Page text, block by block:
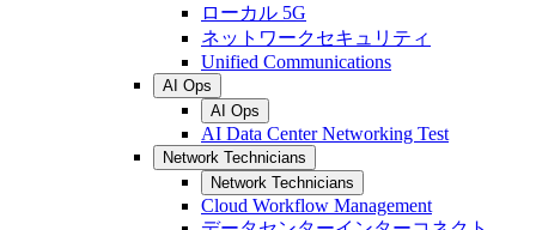
ローカル 5G
ネットワークセキュリティ
Unified Communications
AI Ops
AI Ops
AI Data Center Networking Test
Network Technicians
Network Technicians
Cloud Workflow Management